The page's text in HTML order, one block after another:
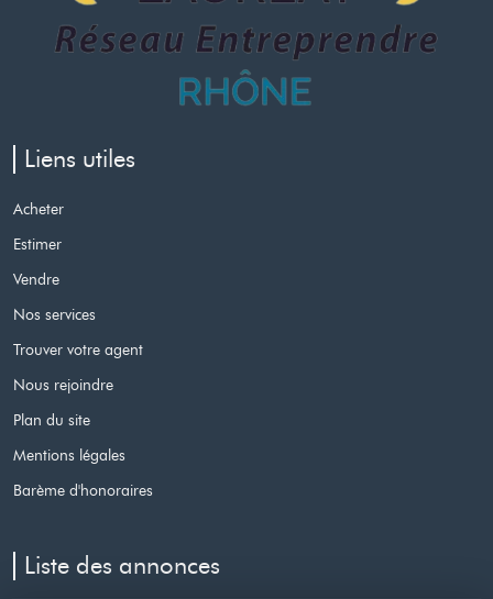
Liens utiles
Acheter
Estimer
Vendre
Nos services
Trouver votre agent
Nous rejoindre
Plan du site
Mentions légales
Barème d'honoraires
Liste des annonces